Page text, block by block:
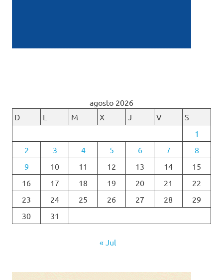
agosto 2026
D
L M X J V
S
1
2
3 4 5 6 7
8
9
10 11 12 13 14
15
16
17 18 19 20 21
22
23
24 25 26 27 28
29
30
31
« Jul